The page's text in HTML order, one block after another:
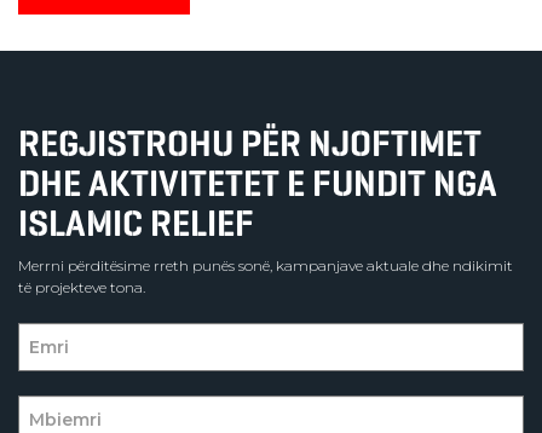
REGJISTROHU PËR NJOFTIMET
DHE AKTIVITETET E FUNDIT NGA
ISLAMIC RELIEF
Merrni përditësime rreth punës sonë, kampanjave aktuale dhe ndikimit
të projekteve tona.